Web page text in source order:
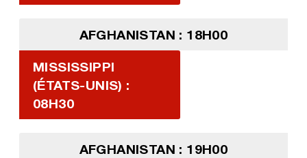
AFGHANISTAN : 18H00
MISSISSIPPI
(ÉTATS-UNIS) :
08H30
AFGHANISTAN : 19H00